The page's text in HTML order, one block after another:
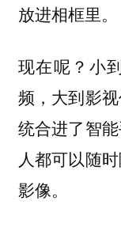
放进相框里。
现在呢？小
频，大到影
统合进了智
人都可以随
影像。